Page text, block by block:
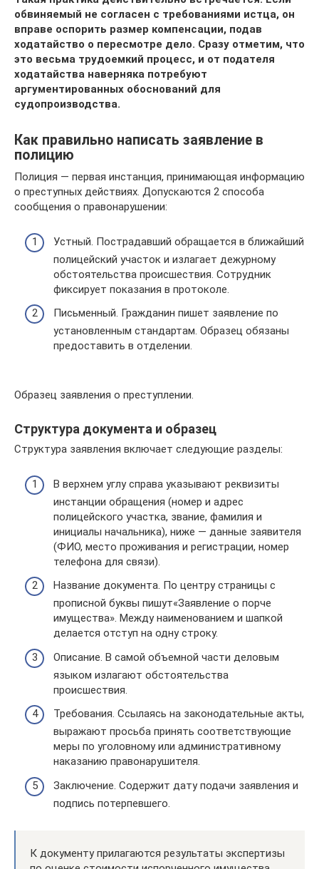
обвиняемый не согласен с требованиями истца, он
вправе оспорить размер компенсации, подав
ходатайство о пересмотре дело. Сразу отметим, что
это весьма трудоемкий процесс, и от подателя
ходатайства наверняка потребуют
аргументированных обоснований для
судопроизводства.
Как правильно написать заявление в
полицию
Полиция — первая инстанция, принимающая информацию
о преступных действиях. Допускаются 2 способа
сообщения о правонарушении:
Устный. Пострадавший обращается в ближайший
полицейский участок и излагает дежурному
обстоятельства происшествия. Сотрудник
фиксирует показания в протоколе.
Письменный. Гражданин пишет заявление по
установленным стандартам. Образец обязаны
предоставить в отделении.
Образец заявления о преступлении.
Структура документа и образец
Структура заявления включает следующие разделы:
В верхнем углу справа указывают реквизиты
инстанции обращения (номер и адрес
полицейского участка, звание, фамилия и
инициалы начальника), ниже — данные заявителя
(ФИО, место проживания и регистрации, номер
телефона для связи).
Название документа. По центру страницы с
прописной буквы пишут«Заявление о порче
имущества». Между наименованием и шапкой
делается отступ на одну строку.
Описание. В самой объемной части деловым
языком излагают обстоятельства
происшествия.
Требования. Ссылаясь на законодательные акты,
выражают просьба принять соответствующие
меры по уголовному или административному
наказанию правонарушителя.
Заключение. Содержит дату подачи заявления и
подпись потерпевшего.
К документу прилагаются результаты экспертизы